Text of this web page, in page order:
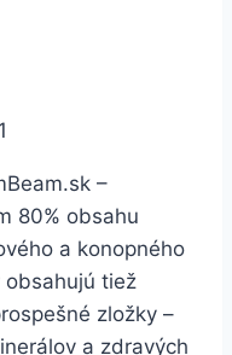
–
80% obsahu
a konopného
obsahujú tiež
zložky –
a zdravých